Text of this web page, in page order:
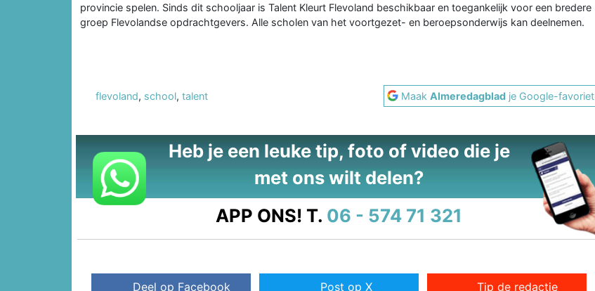
provincie spelen. Sinds dit schooljaar is Talent Kleurt Flevoland beschikbaar en toegankelijk voor een bredere
groep Flevolandse opdrachtgevers. Alle scholen van het voortgezet- en beroepsonderwijs kan deelnemen.
flevoland, school, talent MaakAlmeredagblad je Google-favoriet
Heb je een leuke tip, foto of video die je
met ons wilt delen?
APP ONS! T. 06 - 574 71 321
Deel op Facebook Post op X Tip de redactie